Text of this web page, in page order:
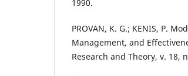
1990.
PROVAN, K. G.; KENIS, P.
Management, and
Research and Theory, v. 18,